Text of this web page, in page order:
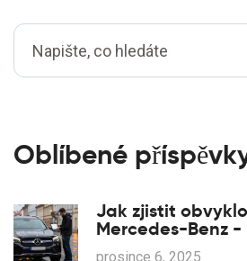
Oblíbené
Jak zjistit
Mercedes-Benz
české kupující
prosince 6, 2025